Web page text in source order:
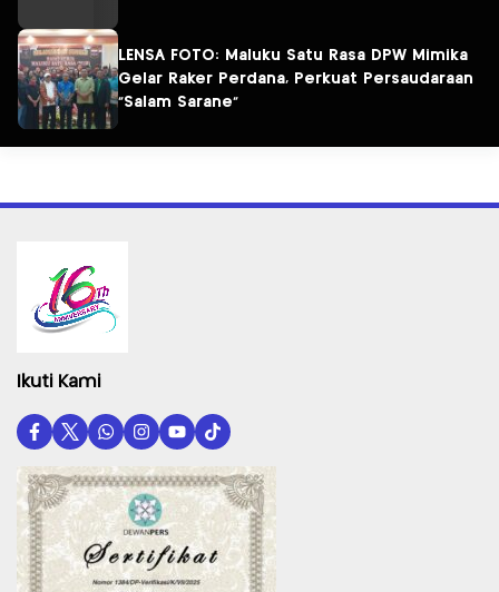
LENSA FOTO: Maluku Satu Rasa DPW Mimika
Gelar Raker Perdana, Perkuat Persaudaraan
“Salam Sarane”
Ikuti Kami